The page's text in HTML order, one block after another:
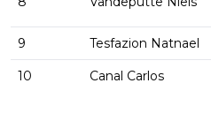
9 Tesfazion Natnael
10 Canal Carlos